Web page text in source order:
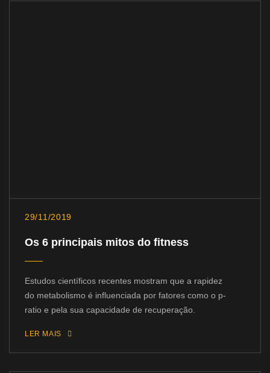
29/11/2019
Os 6 principais mitos do fitness
Estudos científicos recentes mostram que a rapidez
do metabolismo é influenciada por fatores como o p-
ratio e pela sua capacidade de recuperação.
LER MAIS